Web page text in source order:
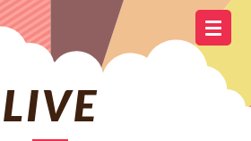
OFFICIAL SITE TOP
SCHEDULE DISCOGRAPHY
GOODS
YOUTUBE OFFICIAL LINE
OFFICIAL
LIVE